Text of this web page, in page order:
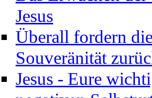
Jesus
Überall fordern
Souveränität
Jesus - Eure